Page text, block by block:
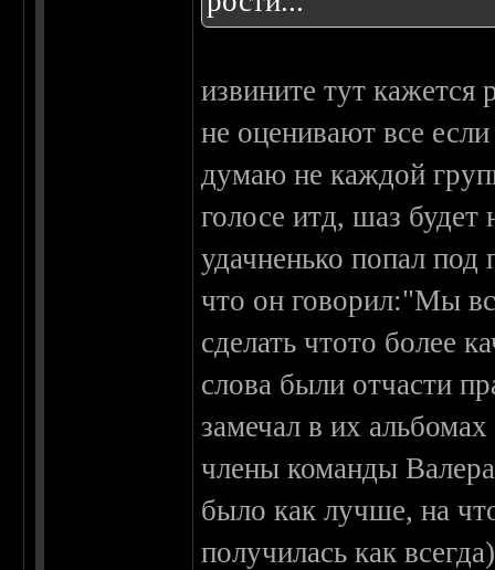
извините тут кажется
не оценивают все
думаю не каждой
голосе итд, шаз
удачненько попал под
что он говорил:"Мы
сделать чтото более
слова были отчасти
замечал в их
члены команды
было как лучше, на
получилась как